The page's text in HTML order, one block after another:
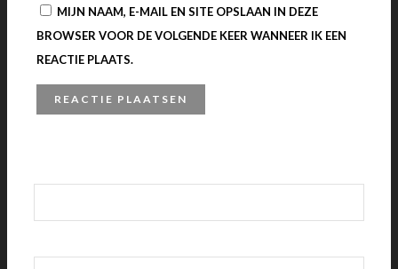
MIJN NAAM, E-MAIL EN SITE OPSLAAN IN DEZE
BROWSER VOOR DE VOLGENDE KEER WANNEER IK EEN
REACTIE PLAATS.